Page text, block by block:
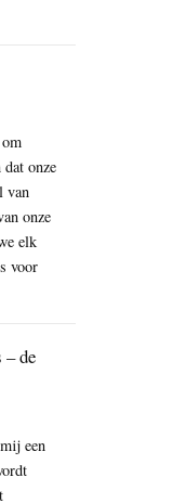
onze
van
onze
elk
voor
– de
een